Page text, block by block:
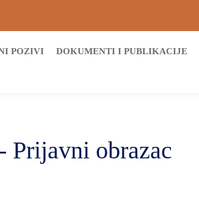
POZIVI DOKUMENTI I PUBLIKACIJE
Prijavni obrazac